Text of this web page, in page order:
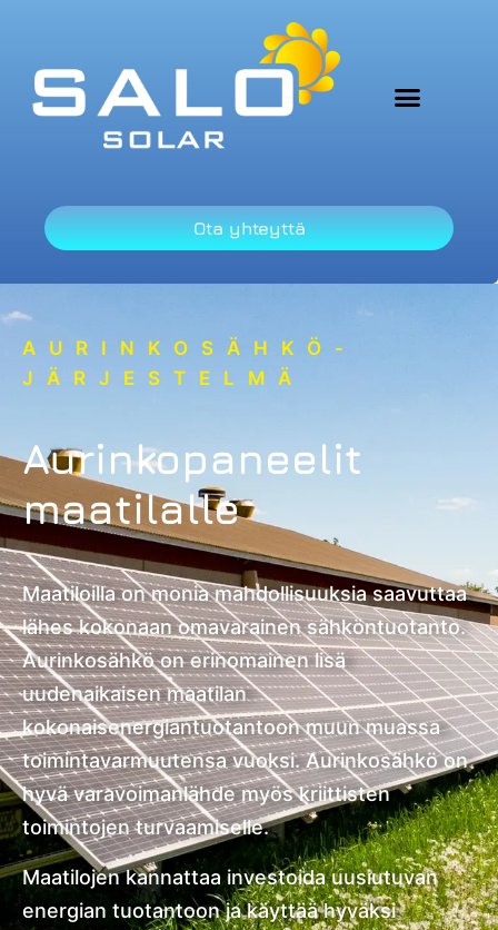
Ota yhteyttä
AURINKOSÄHKÖ-
JÄRJESTELMÄ
Aurinkopaneelit
maatilalle
Maatiloilla on monia mahdollisuuksia saavuttaa
lähes kokonaan omavarainen sähköntuotanto.
Aurinkosähkö on erinomainen lisä
uudenaikaisen maatilan
kokonaisenergiantuotantoon muun muassa
toimintavarmuutensa vuoksi. Aurinkosähkö on
hyvä varavoimanlähde myös kriittisten
toimintojen turvaamiselle.
Maatilojen kannattaa investoida uusiutuvan
energian tuotantoon ja käyttää hyväksi